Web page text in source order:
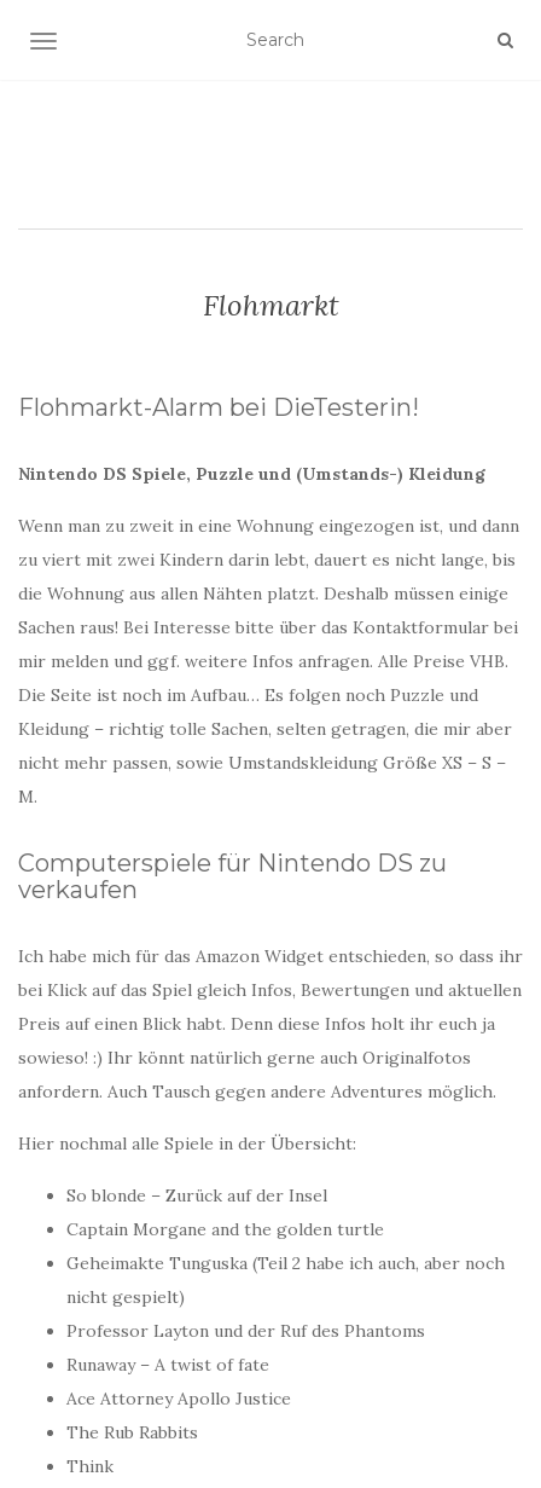
SCHALTE NAVIGATION
Flohmarkt
Flohmarkt-Alarm bei DieTesterin!
Nintendo DS Spiele, Puzzle und (Umstands-) Kleidung
Wenn man zu zweit in eine Wohnung eingezogen ist, und dann
zu viert mit zwei Kindern darin lebt, dauert es nicht lange, bis
die Wohnung aus allen Nähten platzt. Deshalb müssen einige
Sachen raus! Bei Interesse bitte über das Kontaktformular bei
mir melden und ggf. weitere Infos anfragen. Alle Preise VHB.
Die Seite ist noch im Aufbau… Es folgen noch Puzzle und
Kleidung – richtig tolle Sachen, selten getragen, die mir aber
nicht mehr passen, sowie Umstandskleidung Größe XS – S –
M.
Computerspiele für Nintendo DS zu
verkaufen
Ich habe mich für das Amazon Widget entschieden, so dass ihr
bei Klick auf das Spiel gleich Infos, Bewertungen und aktuellen
Preis auf einen Blick habt. Denn diese Infos holt ihr euch ja
sowieso! :) Ihr könnt natürlich gerne auch Originalfotos
anfordern. Auch Tausch gegen andere Adventures möglich.
Hier nochmal alle Spiele in der Übersicht:
So blonde – Zurück auf der Insel
Captain Morgane and the golden turtle
Geheimakte Tunguska (Teil 2 habe ich auch, aber noch
nicht gespielt)
Professor Layton und der Ruf des Phantoms
Runaway – A twist of fate
Ace Attorney Apollo Justice
The Rub Rabbits
Think